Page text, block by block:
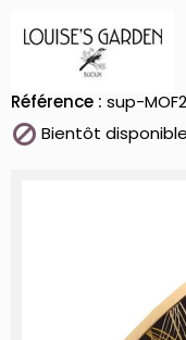
Référence : sup-
 Bientôt disponible